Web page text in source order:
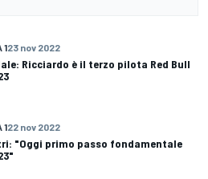
123 nov 2022
Ricciardo è il terzo pilota Red Bull
122 nov 2022
"Oggi primo passo fondamentale